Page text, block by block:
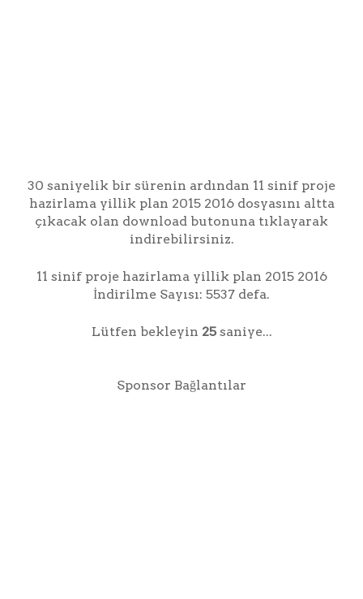
30 saniyelik bir sürenin ardından 11 sinif proje
hazirlama yillik plan 2015 2016 dosyasını altta
çıkacak olan download butonuna tıklayarak
indirebilirsiniz.
11 sinif proje hazirlama yillik plan 2015 2016
İndirilme Sayısı: 5537 defa.
Lütfen bekleyin 25saniye...
Sponsor Bağlantılar